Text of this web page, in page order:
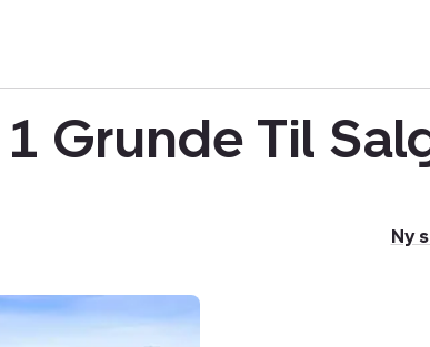
1 Grunde Til
Ny